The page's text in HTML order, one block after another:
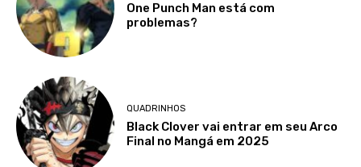
One Punch Man está com
problemas?
QUADRINHOS
Black Clover vai entrar em seu Arco
Final no Mangá em 2025